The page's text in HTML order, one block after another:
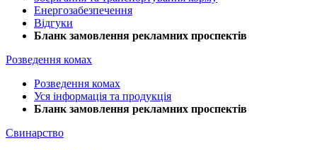
Енергозабезпечення
Відгуки
Бланк замовлення рекламних проспектів
Розведення комах
Розведення комах
Уся інформація та продукція
Бланк замовлення рекламних проспектів
Свинарство